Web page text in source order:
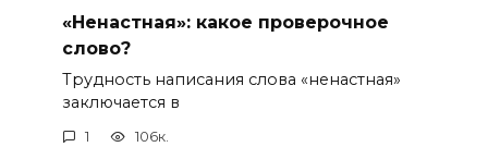
«Ненастная»: какое проверочное
слово?
Трудность написания слова «ненастная»
заключается в
1 106к.